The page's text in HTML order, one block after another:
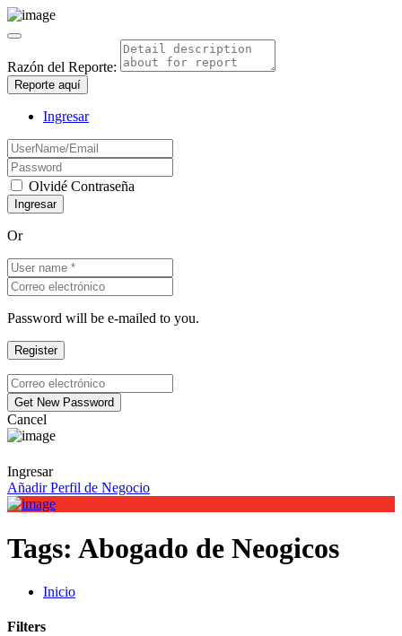
Razón del Reporte:
Reporte aquí
Ingresar
Olvidé Contraseña
Or
Password will be e-mailed to you.
Cancel
Ingresar
Añadir Perfil de Negocio
Tags: Abogado de Neogicos
Inicio
Filters